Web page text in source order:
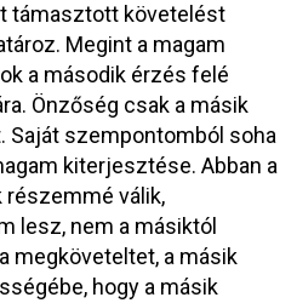
támasztott követelést
Megint a magam
a második érzés felé
Önzőség csak a másik
Saját szempontomból soha
kiterjesztése. Abban a
részemmé válik,
lesz, nem a másiktól
megköveteltet, a másik
hogy a másik